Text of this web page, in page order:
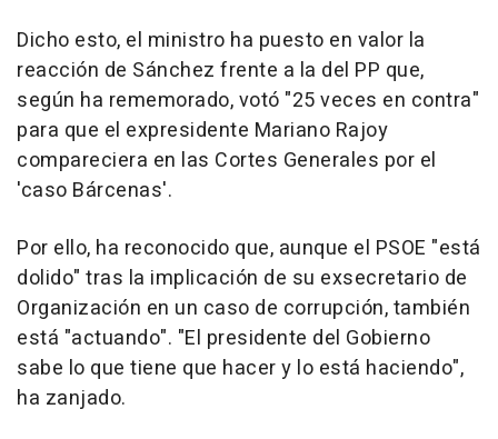
Dicho esto, el ministro ha puesto en valor la
reacción de Sánchez frente a la del PP que,
según ha rememorado, votó "25 veces en contra"
para que el expresidente Mariano Rajoy
compareciera en las Cortes Generales por el
'caso Bárcenas'.
Por ello, ha reconocido que, aunque el PSOE "está
dolido" tras la implicación de su exsecretario de
Organización en un caso de corrupción, también
está "actuando". "El presidente del Gobierno
sabe lo que tiene que hacer y lo está haciendo",
ha zanjado.